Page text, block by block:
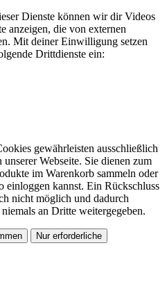
Dienste können wir dir Videos
anzeigen, die von externen
Mit deiner Einwilligung setzen
Drittdienste ein:
gewährleisten ausschließlich
Webseite. Sie dienen zum
im Warenkorb sammeln oder
einloggen kannst. Ein Rückschluss
nicht möglich und dadurch
an Dritte weitergegeben.
Nur erforderliche